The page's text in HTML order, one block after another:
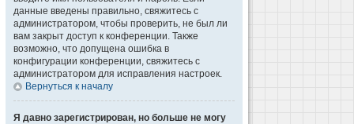
данные введены правильно, свяжитесь с
администратором, чтобы проверить, не был ли
вам закрыт доступ к конференции. Также
возможно, что допущена ошибка в
конфигурации конференции, свяжитесь с
администратором для исправления настроек.
Вернуться к началу
Я давно зарегистрирован, но больше не могу